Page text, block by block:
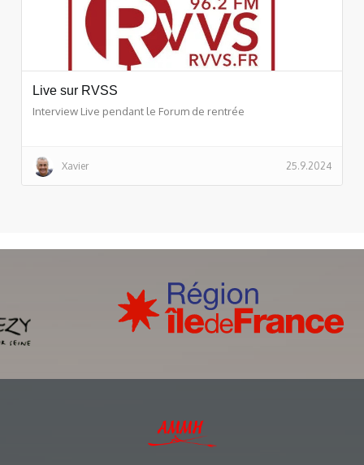
Live sur RVSS
Interview Live pendant le Forum de rentrée
Xavier 25.9.2024